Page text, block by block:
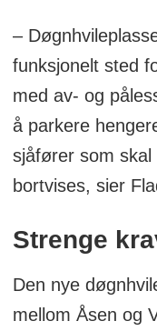
–
funksjonelt sted
med av- og
å parkere
sjåfører som skal
bortvises, sier
Strenge
Den nye
mellom Åsen og